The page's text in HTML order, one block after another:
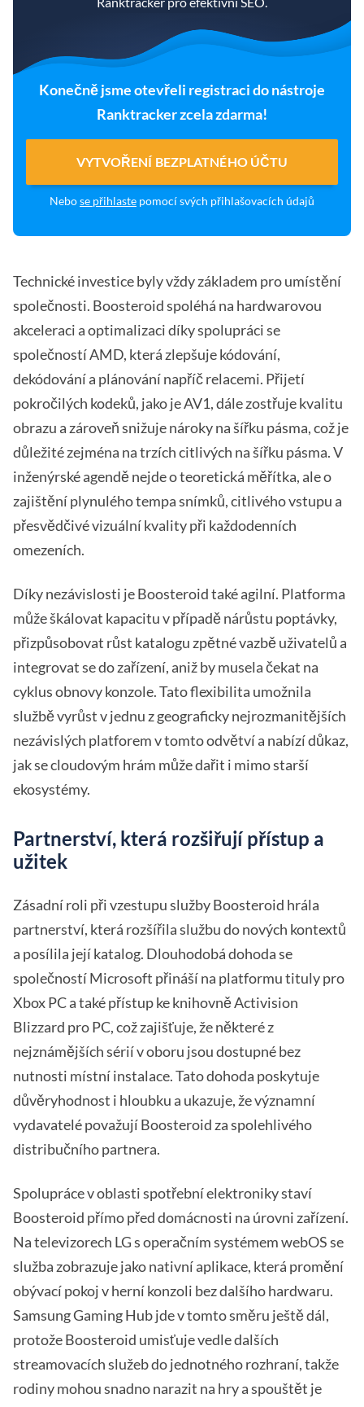
Konečně jsme otevřeli registraci do nástroje
Ranktracker zcela zdarma!
VYTVOŘENÍ BEZPLATNÉHO ÚČTU
Nebose přihlaste pomocí svých přihlašovacích údajů
Technické investice byly vždy základem pro umístění
společnosti. Boosteroid spoléhá na hardwarovou
akceleraci a optimalizaci díky spolupráci se
společností AMD, která zlepšuje kódování,
dekódování a plánování napříč relacemi. Přijetí
pokročilých kodeků, jako je AV1, dále zostřuje kvalitu
obrazu a zároveň snižuje nároky na šířku pásma, což je
důležité zejména na trzích citlivých na šířku pásma. V
inženýrské agendě nejde o teoretická měřítka, ale o
zajištění plynulého tempa snímků, citlivého vstupu a
přesvědčivé vizuální kvality při každodenních
omezeních.
Díky nezávislosti je Boosteroid také agilní. Platforma
může škálovat kapacitu v případě nárůstu poptávky,
přizpůsobovat růst katalogu zpětné vazbě uživatelů a
integrovat se do zařízení, aniž by musela čekat na
cyklus obnovy konzole. Tato flexibilita umožnila
službě vyrůst v jednu z geograficky nejrozmanitějších
nezávislých platforem v tomto odvětví a nabízí důkaz,
jak se cloudovým hrám může dařit i mimo starší
ekosystémy.
Partnerství, která rozšiřují přístup a
užitek
Zásadní roli při vzestupu služby Boosteroid hrála
partnerství, která rozšířila službu do nových kontextů
a posílila její katalog. Dlouhodobá dohoda se
společností Microsoft přináší na platformu tituly pro
Xbox PC a také přístup ke knihovně Activision
Blizzard pro PC, což zajišťuje, že některé z
nejznámějších sérií v oboru jsou dostupné bez
nutnosti místní instalace. Tato dohoda poskytuje
důvěryhodnost i hloubku a ukazuje, že významní
vydavatelé považují Boosteroid za spolehlivého
distribučního partnera.
Spolupráce v oblasti spotřební elektroniky staví
Boosteroid přímo před domácnosti na úrovni zařízení.
Na televizorech LG s operačním systémem webOS se
služba zobrazuje jako nativní aplikace, která promění
obývací pokoj v herní konzoli bez dalšího hardwaru.
Samsung Gaming Hub jde v tomto směru ještě dál,
protože Boosteroid umisťuje vedle dalších
streamovacích služeb do jednotného rozhraní, takže
rodiny mohou snadno narazit na hry a spouštět je